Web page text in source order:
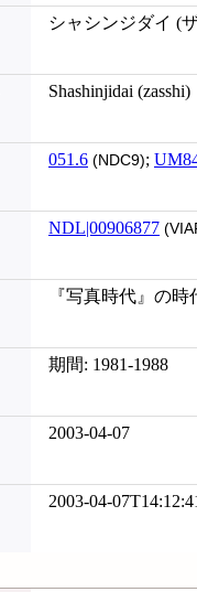
シャシンジダイ (
Shashinjidai (zasshi)
051.6 (NDC9);
NDL|00906877
『写真時代』の
期間: 1981-1988
2003-04-07
2003-04-